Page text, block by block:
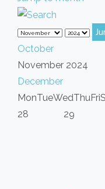
October
November 2024
December
MonTueWedThuFri
28
29